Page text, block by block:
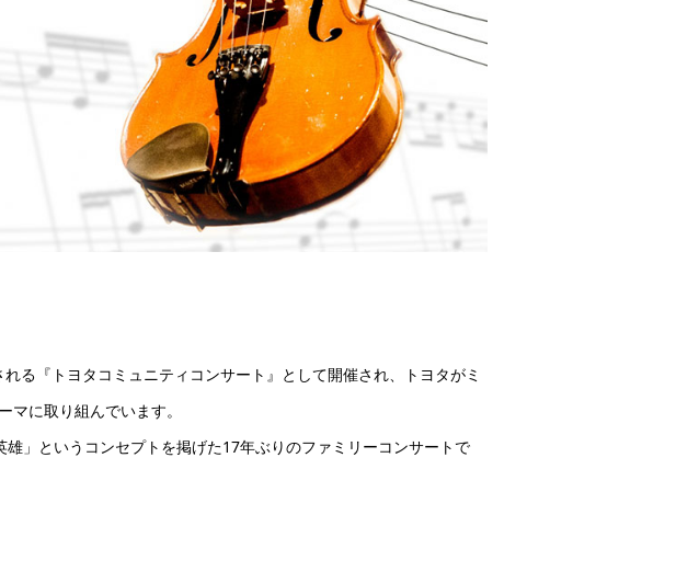
る『トヨタコミュニティコンサート』として開催され、トヨタがミ
に取り組んでいます。
」というコンセプトを掲げた17年ぶりのファミリーコンサートで